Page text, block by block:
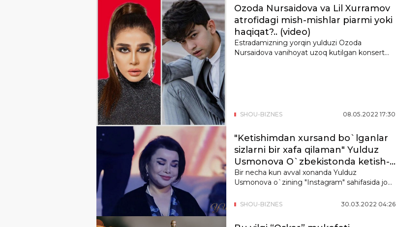
SHOU-BIZNES 08.05.2022 17:30
Ozoda Nursaidova va Lil Xurramov
atrofidagi mish-mishlar piarmi yoki
haqiqat?.. (video)
Estradamizning yorqin yulduzi Ozoda
Nursaidova vanihoyat uzoq kutilgan konsert
SHOU-BIZNES 30.03.2022 04:26
"Ketishimdan xursand bo`lganlar
sizlarni bir xafa qilaman" Yulduz
Usmonova O`zbekistonda ketish-
ketmasligiga oydinlik kiritdi
Bir necha kun avval xonanda Yulduz
Usmonova o`zining "Instagram" sahifasida jonli